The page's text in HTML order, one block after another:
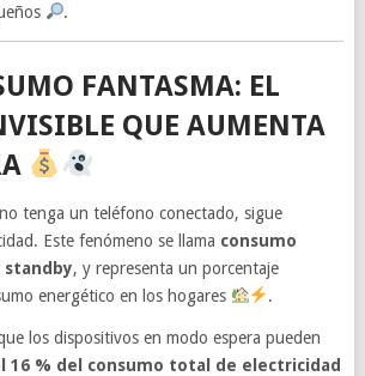
.
FANTASMA: EL
QUE AUMENTA
tenga un teléfono conectado, sigue
Este fenómeno se llama consumo
standby, y representa un porcentaje
energético en los hogares
.
los dispositivos en modo espera pueden
16 % del consumo total de electricidad